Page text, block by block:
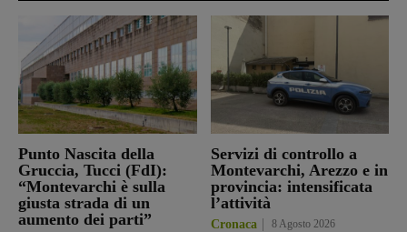
Punto Nascita della
Gruccia, Tucci (FdI):
“Montevarchi è sulla
giusta strada di un
aumento dei parti”
Servizi di controllo a
Montevarchi, Arezzo e in
provincia: intensificata
l’attività
Cronaca 8 Agosto 2026